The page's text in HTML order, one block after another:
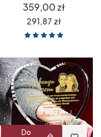
Cena
359,00 zł
Cena
291,87 zł
Do